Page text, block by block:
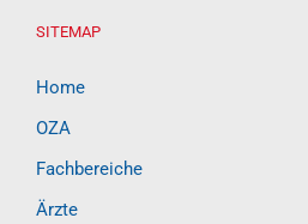
SITEMAP
Home
OZA
Fachbereiche
Ärzte